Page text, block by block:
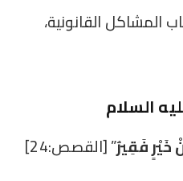
المشاكل القانونية،
خَيْرٍ فَقِيرٌ” [القصص:24]